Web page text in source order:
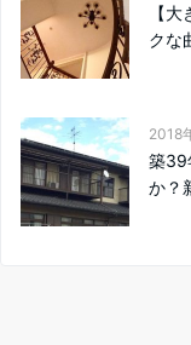
【
クな
2018
築39
か？